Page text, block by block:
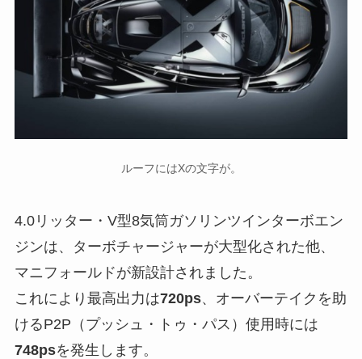
ルーフにはXの文字が。
4.0リッター・V型8気筒ガソリンツインターボエン
ジンは、ターボチャージャーが大型化された他、
マニフォールドが新設計されました。
これにより最高出力は720ps、オーバーテイクを助
けるP2P（プッシュ・トゥ・パス）使用時には
748psを発生します。